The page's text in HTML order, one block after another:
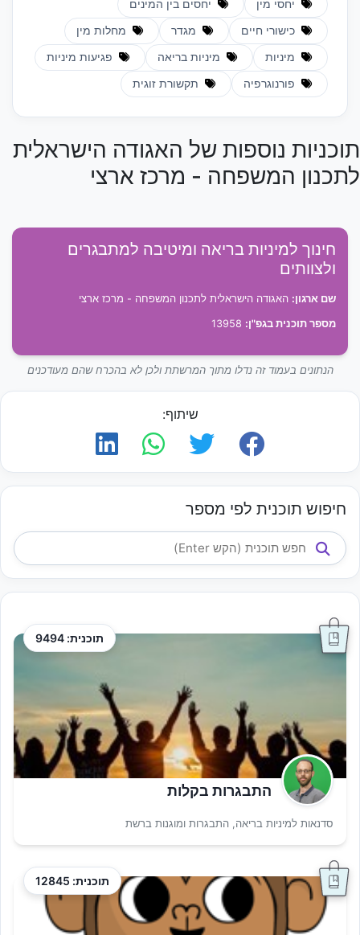
יחסי מין יחסים בין המינים
כישורי חיים מגדר מחלות מין
מיניות מיניות בריאה פגיעות מיניות
פורנוגרפיה תקשורת זוגית
תוכניות נוספות של האגודה הישראלית
לתכנון המשפחה - מרכז ארצי
חינוך למיניות בריאה ומיטיבה למתבגרים
ולצוותים
שם ארגון: האגודה הישראלית לתכנון המשפחה - מרכז ארצי
מספר תוכנית בגפ"ן:
הנתונים בעמוד זה נדלו מתוך המרשתת ולכן לא בהכרח שהם מעודכנים
שיתוף:
חיפוש תוכנית לפי מספר
תוכנית: 9494
התבגרות בקלות
סדנאות למיניות בריאה, התבגרות ומוגנות ברשת
תוכנית: 12845